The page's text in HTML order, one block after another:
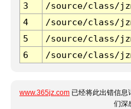
3 /source/class/
4
/source/class/
5
/source/class/
6
/source/class/
www.365jz.com 已经将此出错信息
们深